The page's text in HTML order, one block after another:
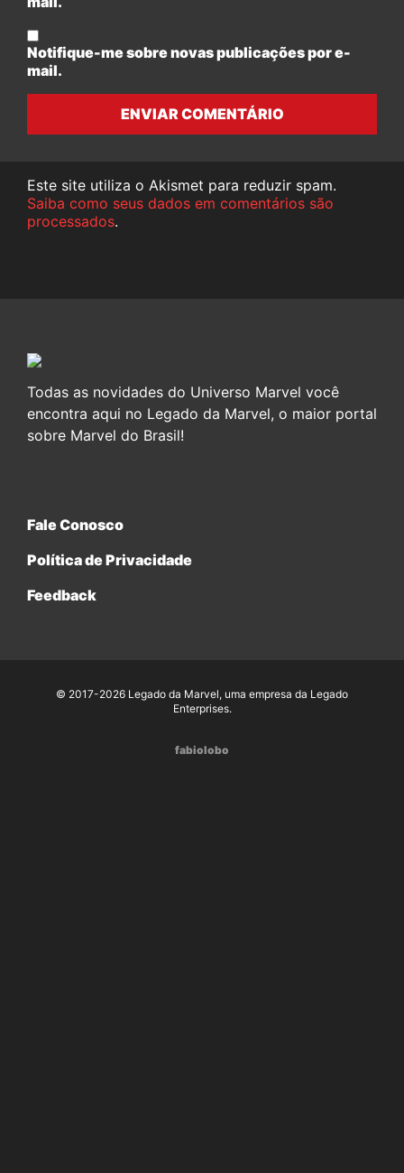
Notifique-me sobre novas publicações por e-
mail.
ENVIAR COMENTÁRIO
Este site utiliza o Akismet para reduzir spam.
Saiba como seus dados em comentários são
processados.
Todas as novidades do Universo Marvel você
encontra aqui no Legado da Marvel, o maior portal
sobre Marvel do Brasil!
Fale Conosco
Política de Privacidade
Feedback
© 2017-2026 Legado da Marvel, uma empresa da Legado
Enterprises.
fabiolobo